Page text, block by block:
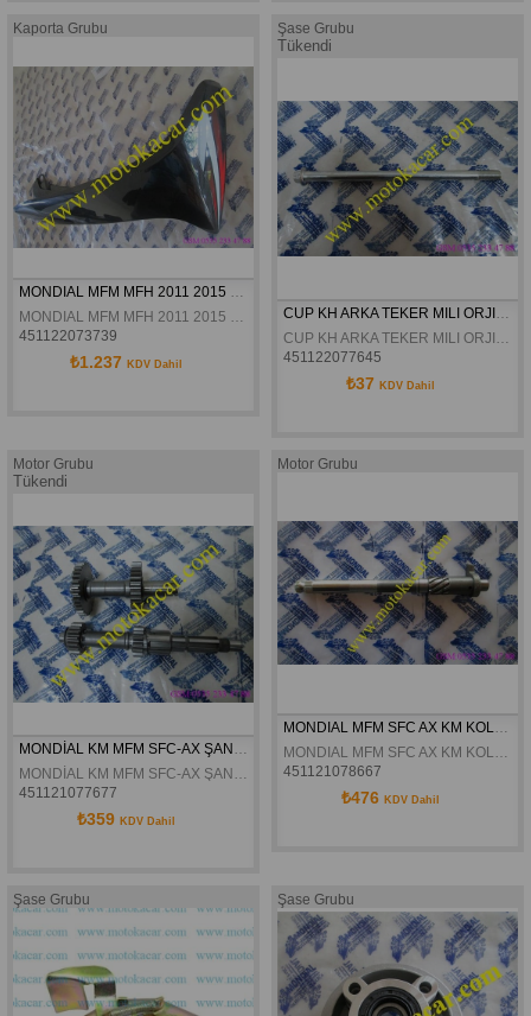
Kaporta Grubu
MONDIAL MFM MFH 2011 2015 SIYAH SAG DIS RÜZGARLIK ORJINAL
MONDIAL MFM MFH 2011 2015 SIYAH SAG DIS RÜZGARLIK ORJINAL
451122073739
₺1.237 KDV Dahil
Şase Grubu
Tükendi
CUP KH ARKA TEKER MILI ORJINAL
CUP KH ARKA TEKER MILI ORJINAL
451122077645
₺37 KDV Dahil
Motor Grubu
Tükendi
MONDİAL KM MFM SFC-AX ŞANZIMAN KOMPLE ORJİNAL
MONDİAL KM MFM SFC-AX ŞANZIMAN KOMPLE ORJİNAL
451121077677
₺359 KDV Dahil
Motor Grubu
MONDIAL MFM SFC AX KM KOLÇAK MILI TEK ÇIPLAK ORJINAL
MONDIAL MFM SFC AX KM KOLÇAK MILI TEK ÇIPLAK ORJINAL
451121078667
₺476 KDV Dahil
Şase Grubu Şase Grubu